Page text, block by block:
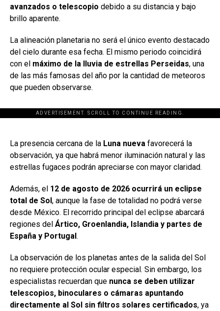
avanzados o telescopio debido a su distancia y bajo
brillo aparente.
La alineación planetaria no será el único evento destacado
del cielo durante esa fecha. El mismo periodo coincidirá
con el máximo de la lluvia de estrellas Perseidas, una
de las más famosas del año por la cantidad de meteoros
que pueden observarse.
ADVERTISEMENT. SCROLL TO CONTINUE READING.
[adsforwp id="243463"]
La presencia cercana de la Luna nueva favorecerá la
observación, ya que habrá menor iluminación natural y las
estrellas fugaces podrán apreciarse con mayor claridad.
Además, el 12 de agosto de 2026 ocurrirá un eclipse
total de Sol, aunque la fase de totalidad no podrá verse
desde México. El recorrido principal del eclipse abarcará
regiones del Ártico, Groenlandia, Islandia y partes de
España y Portugal.
La observación de los planetas antes de la salida del Sol
no requiere protección ocular especial. Sin embargo, los
especialistas recuerdan que nunca se deben utilizar
telescopios, binoculares o cámaras apuntando
directamente al Sol sin filtros solares certificados, ya